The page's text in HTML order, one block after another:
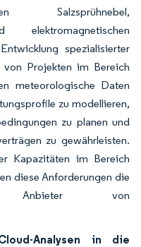
Salzsprühnebel,
elektromagnetischen
spezialisierter
von Projekten im Bereich
meteorologische Daten
zu modellieren,
zu planen und
zu gewährleisten.
Kapazitäten im Bereich
diese Anforderungen die
Anbieter von
Analysen in die